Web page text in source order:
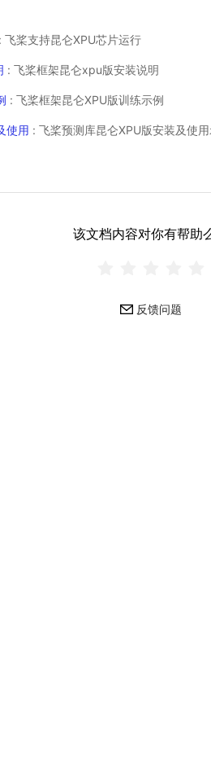
桨支持昆仑XPU芯片运行
: 飞桨框架昆仑xpu版安装说明
: 飞桨框架昆仑XPU版训练示例
使用 : 飞桨预测库昆仑XPU版安装及使
该文档内容对你有帮助
反馈问题